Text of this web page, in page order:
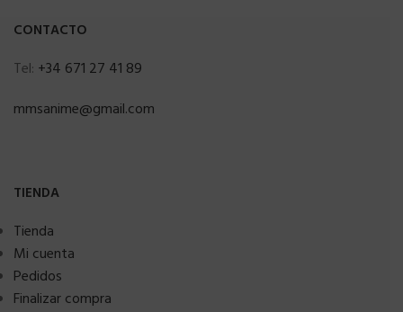
CONTACTO
Tel: +34 671 27 41 89
mmsanime@gmail.com
TIENDA
Tienda
Mi cuenta
Pedidos
Finalizar compra